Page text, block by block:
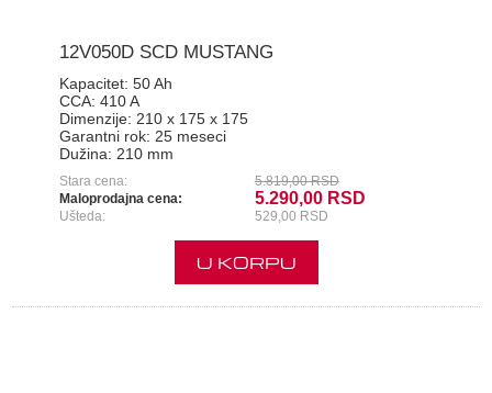
12V050D SCD MUSTANG
Kapacitet: 50 Ah
CCA: 410 A
Dimenzije: 210 x 175 x 175
Garantni rok: 25 meseci
Dužina: 210 mm
Stara cena:
5.819,00 RSD
Maloprodajna cena:
5.290,00 RSD
Ušteda: 529,00 RSD
U KORPU